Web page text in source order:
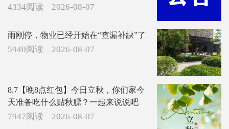
4334阅读 2026-08-07
雨刚停，物业已经开始在“查漏补缺”了
5940阅读 2026-08-07
8.7【晚8点红包】今日立秋，你们家今
天准备吃什么贴秋膘？一起来说说吧
7947阅读 2026-08-07